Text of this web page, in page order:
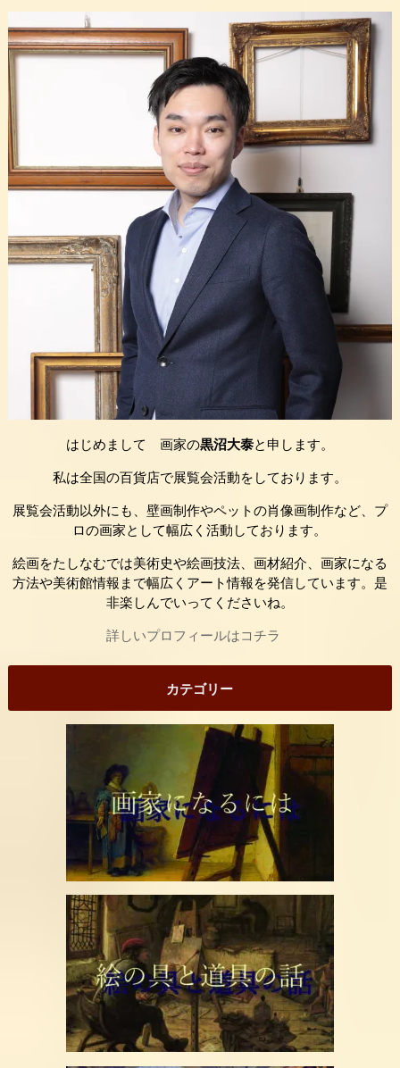
はじめまして 画家の黒沼大泰と申します。
私は全国の百貨店で展覧会活動をしております。
展覧会活動以外にも、壁画制作やペットの肖像画制作など、プ
ロの画家として幅広く活動しております。
絵画をたしなむでは美術史や絵画技法、画材紹介、画家になる
方法や美術館情報まで幅広くアート情報を発信しています。是
非楽しんでいってくださいね。
詳しいプロフィールはコチラ
カテゴリー